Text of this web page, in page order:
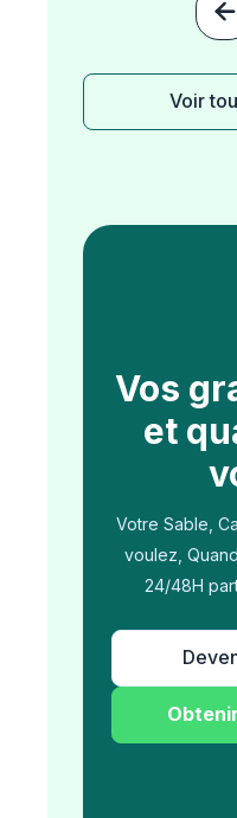

Voir
Vos
et
Votre Sable,
voulez,
24/48H